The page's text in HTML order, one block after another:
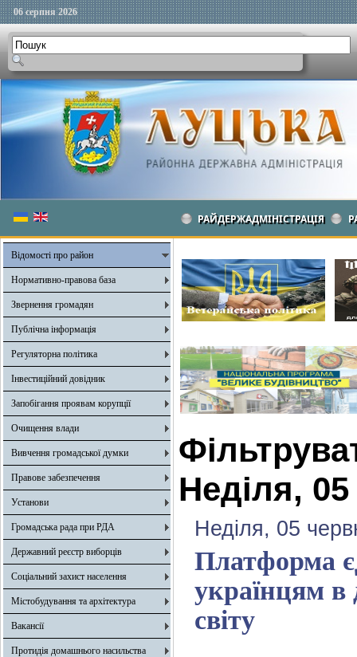
06 серпня 2026
РАЙДЕРЖАДМІНІСТРАЦІЯ
Відомості про район
Нормативно-правова база
Звернення громадян
Публічна інформація
Регуляторна політика
Інвестиційний довідник
Запобігання проявам корупції
Очищення влади
Вивчення громадської думки
Правове забезпечення
Установи
Громадська рада при РДА
Державний реєстр виборців
Соціальний захист населення
Містобудування та архітектура
Вакансії
Протидія домашнього насильства
Неділя,
Неділя, 05
Платформа
українцям в
світу